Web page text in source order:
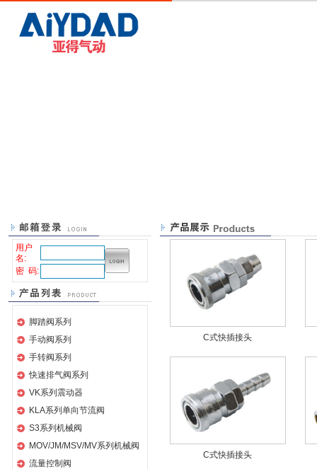
用户
名:
密 码:
脚踏阀系列
手动阀系列
手转阀系列
快速排气阀系列
VK系列震动器
KLA系列单向节流阀
S3系列机械阀
MOV/JM/MSV/MV系列机械阀
流量控制阀
C式快插接头
C式快插接头